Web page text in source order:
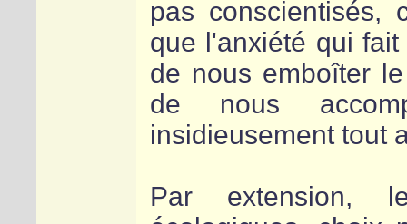
pas conscientisés,
que l'anxiété qui
de nous emboîter
de nous
insidieusement tout
Par extension,